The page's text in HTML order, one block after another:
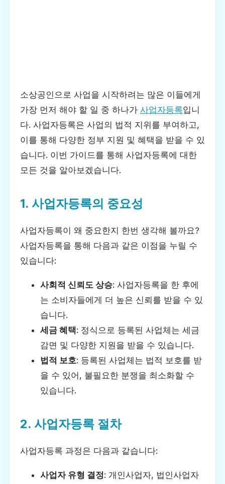
소상공인으로 사업을 시작하려는 많은 이들에게
가장 먼저 해야 할 일 중 하나가 사업자등록입니
다. 사업자등록은 사업의 법적 지위를 부여하고,
이를 통해 다양한 정부 지원 및 혜택을 받을 수 있
습니다. 이번 가이드를 통해 사업자등록에 대한
모든 것을 알아보겠습니다.
1. 사업자등록의 중요성
사업자등록이 왜 중요한지 한번 생각해 볼까요?
사업자등록을 통해 다음과 같은 이점을 누릴 수
있습니다:
사회적 신뢰도 상승: 사업자등록을 한 후에
는 소비자들에게 더 높은 신뢰를 받을 수 있
습니다.
세금 혜택: 정식으로 등록된 사업체는 세금
감면 및 다양한 지원을 받을 수 있습니다.
법적 보호: 등록된 사업체는 법적 보호를 받
을 수 있어, 불필요한 분쟁을 최소화할 수
있습니다.
2. 사업자등록 절차
사업자등록 과정은 다음과 같습니다:
사업자 유형 결정: 개인사업자, 법인사업자